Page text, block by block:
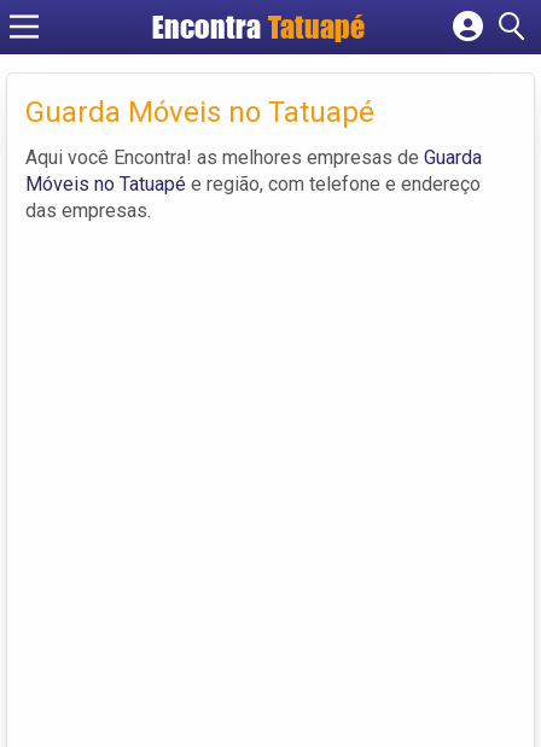
EncontraTatuapé
Cadastrar empresa
Criar conta
Guarda Móveis no Tatuapé
Aqui você Encontra! as melhores empresas de Guarda
Móveis no Tatuapé e região, com telefone e endereço
das empresas.